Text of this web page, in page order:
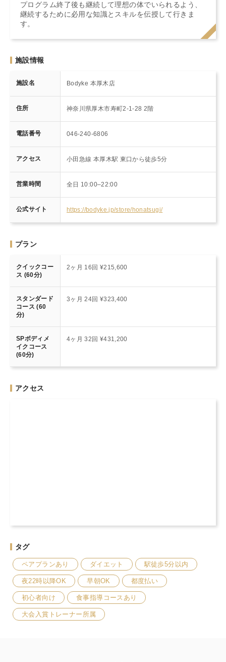
プログラム終了後も継続して理想の体でいられるよう、
継続するために必用な知識とスキルを伝授して行きま
す。
施設情報
施設名 Bodyke 本厚木店
住所 神奈川県厚木市寿町2-1-28 2階
電話番号 046-240-6806
アクセス 小田急線 本厚木駅 東口から徒歩5分
営業時間 全日 10:00–22:00
公式サイト https://bodyke.jp/store/honatsugi/
プラン
クイックコー
ス (60分)
2ヶ月 16回 ¥215,600
スタンダード
コース (60
分)
3ヶ月 24回 ¥323,400
SPボディメ
イクコース
(60分)
4ヶ月 32回 ¥431,200
アクセス
タグ
ペアプランあり ダイエット 駅徒歩5分以内
夜22時以降OK 早朝OK 都度払い
初心者向け 食事指導コースあり
大会入賞トレーナー所属